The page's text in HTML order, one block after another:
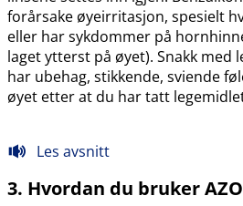
forårsake øyeirritasjon, spesielt
eller har sykdommer på
laget ytterst på øyet). Snakk med
har ubehag, stikkende, sviende
øyet etter at du har tatt
Les avsnitt
3. Hvordan du bruker